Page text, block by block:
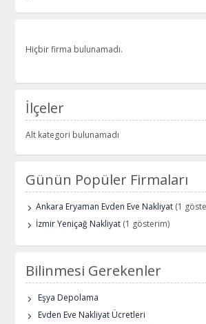
Hiçbir firma bulunamadı.
İlçeler
Alt kategori bulunamadı
Günün Popüler Firmaları
Ankara Eryaman Evden Eve Nakliyat (1
İzmir Yeniçağ Nakliyat (1 gösterim)
Bilinmesi Gerekenler
Eşya Depolama
Evden Eve Nakliyat Ücretleri